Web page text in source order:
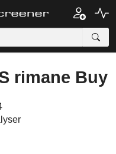
rimane Buy